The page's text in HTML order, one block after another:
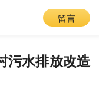
留言
污水排放改造